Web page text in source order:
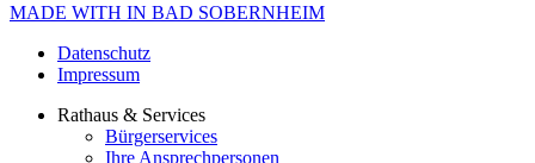
MADE WITH IN BAD SOBERNHEIM
Datenschutz
Impressum
Rathaus & Services
Bürgerservices
Ihre Ansprechpersonen